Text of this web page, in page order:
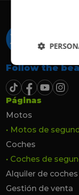
Follow the
Páginas
Motos
• Motos de
Coches
• Coches de
Alquiler de coches
Gestión de venta